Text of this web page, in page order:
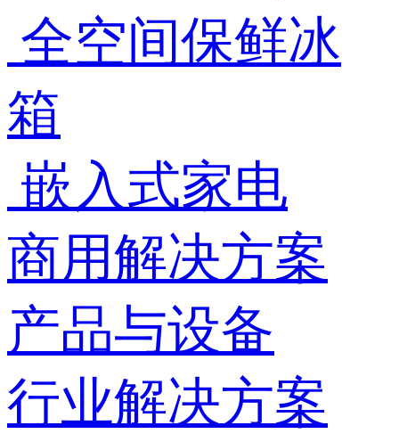
全空间保鲜冰
箱
嵌入式家电
商用解决方案
产品与设备
行业解决方案